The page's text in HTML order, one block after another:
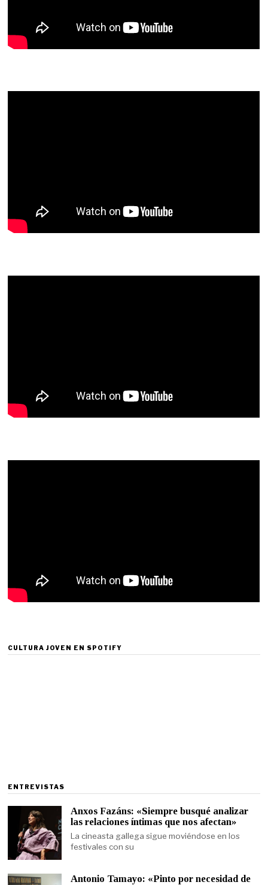
CULTURA JOVEN EN SPOTIFY
ENTREVISTAS
Anxos Fazáns: «Siempre busqué analizar
las relaciones íntimas que nos afectan»
La cineasta gallega sigue moviéndose en los
festivales con su
Antonio Tamayo: «Pinto por necesidad de